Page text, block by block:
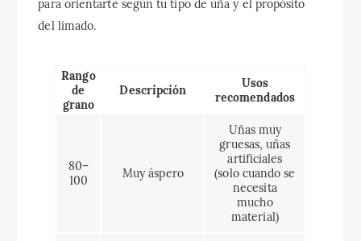
para orientarte según tu tipo de uña y el propósito
del limado.
Rango
de
grano
Descripción
Usos
recomendados
80–
100
Muy áspero
Uñas muy
gruesas, uñas
artificiales
(solo cuando se
necesita
mucho
material)